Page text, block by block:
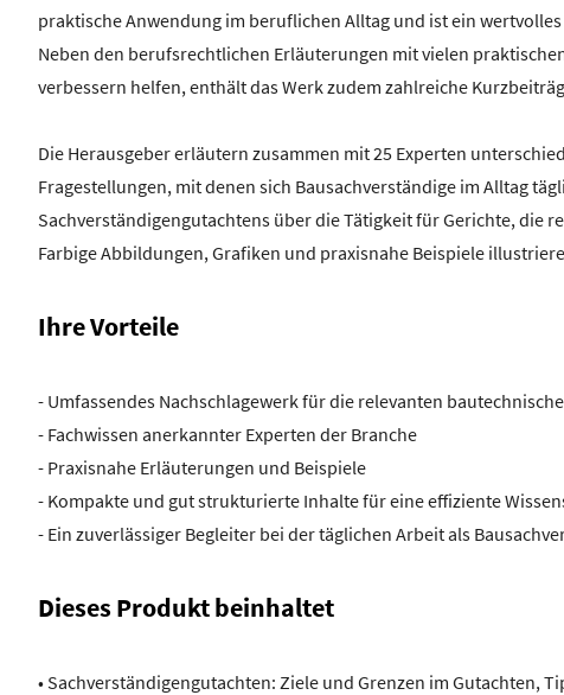
praktische Anwendung im beruflichen Alltag und ist ein
Neben den berufsrechtlichen Erläuterungen mit vielen
verbessern helfen, enthält das Werk zudem zahlreiche
Die Herausgeber erläutern zusammen mit 25 Experten
Fragestellungen, mit denen sich Bausachverständige im Alltag
Sachverständigengutachtens über die Tätigkeit für Gerichte, die
Farbige Abbildungen, Grafiken und praxisnahe Beispiele
Ihre Vorteile
- Umfassendes Nachschlagewerk für die relevanten
- Fachwissen anerkannter Experten der Branche
- Praxisnahe Erläuterungen und Beispiele
- Kompakte und gut strukturierte Inhalte für eine effiziente
- Ein zuverlässiger Begleiter bei der täglichen Arbeit als
Dieses Produkt beinhaltet
• Sachverständigengutachten: Ziele und Grenzen im Gutachten,